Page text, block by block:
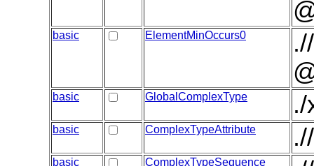
basic ElementMinOccurs0
basic GlobalComplexType
basic ComplexTypeAttribute
basic ComplexTypeSequence